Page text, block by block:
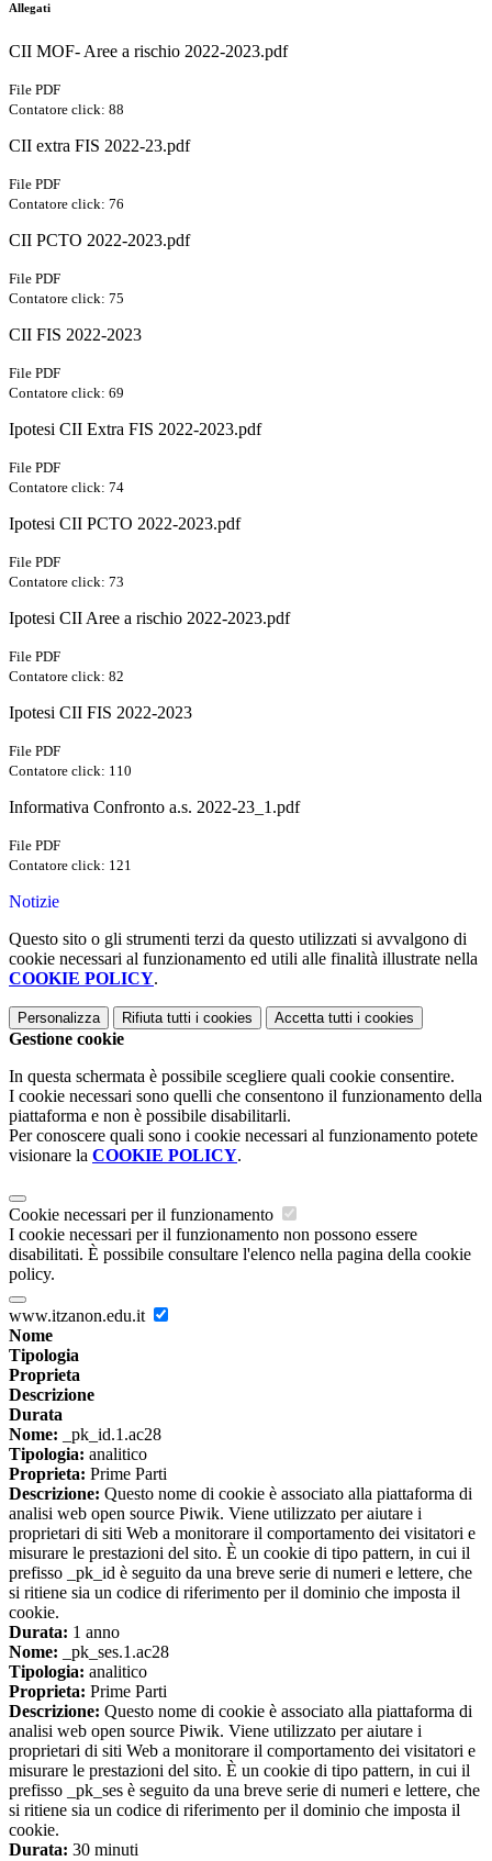
Allegati
CII MOF- Aree a rischio 2022-2023.pdf
File PDF
Contatore click: 88
CII extra FIS 2022-23.pdf
File PDF
Contatore click: 76
CII PCTO 2022-2023.pdf
File PDF
Contatore click: 75
CII FIS 2022-2023
File PDF
Contatore click: 69
Ipotesi CII Extra FIS 2022-2023.pdf
File PDF
Contatore click: 74
Ipotesi CII PCTO 2022-2023.pdf
File PDF
Contatore click: 73
Ipotesi CII Aree a rischio 2022-2023.pdf
File PDF
Contatore click: 82
Ipotesi CII FIS 2022-2023
File PDF
Contatore click: 110
Informativa Confronto a.s. 2022-23_1.pdf
File PDF
Contatore click: 121
Notizie
Questo sito o gli strumenti terzi da questo utilizzati si avvalgono di
cookie necessari al funzionamento ed utili alle finalità illustrate nella
COOKIE POLICY.
Personalizza Rifiuta tutti i cookies Accetta tutti i cookies
Gestione cookie
In questa schermata è possibile scegliere quali cookie consentire.
I cookie necessari sono quelli che consentono il funzionamento della
piattaforma e non è possibile disabilitarli.
Per conoscere quali sono i cookie necessari al funzionamento potete
visionare la COOKIE POLICY.
Cookie necessari per il funzionamento
I cookie necessari per il funzionamento non possono essere
disabilitati. È possibile consultare l'elenco nella pagina della cookie
policy.
www.itzanon.edu.it
Nome
Tipologia
Proprieta
Descrizione
Durata
Nome: _pk_id.1.ac28
Tipologia: analitico
Proprieta: Prime Parti
Descrizione: Questo nome di cookie è associato alla piattaforma di
analisi web open source Piwik. Viene utilizzato per aiutare i
proprietari di siti Web a monitorare il comportamento dei visitatori e
misurare le prestazioni del sito. È un cookie di tipo pattern, in cui il
prefisso _pk_id è seguito da una breve serie di numeri e lettere, che
si ritiene sia un codice di riferimento per il dominio che imposta il
cookie.
Durata: 1 anno
Nome: _pk_ses.1.ac28
Tipologia: analitico
Proprieta: Prime Parti
Descrizione: Questo nome di cookie è associato alla piattaforma di
analisi web open source Piwik. Viene utilizzato per aiutare i
proprietari di siti Web a monitorare il comportamento dei visitatori e
misurare le prestazioni del sito. È un cookie di tipo pattern, in cui il
prefisso _pk_ses è seguito da una breve serie di numeri e lettere, che
si ritiene sia un codice di riferimento per il dominio che imposta il
cookie.
Durata: 30 minuti